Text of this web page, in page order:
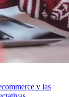
y las